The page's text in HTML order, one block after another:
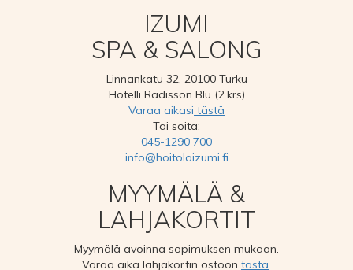
IZUMI
SPA & SALONG
Linnankatu 32, 20100 Turku
Hotelli Radisson Blu (2.krs)
Varaa aikasi tästä
Tai soita:
045-1290 700
info@hoitolaizumi.fi
MYYMÄLÄ &
LAHJAKORTIT
Myymälä avoinna sopimuksen mukaan.
Varaa aika lahjakortin ostoon tästä.